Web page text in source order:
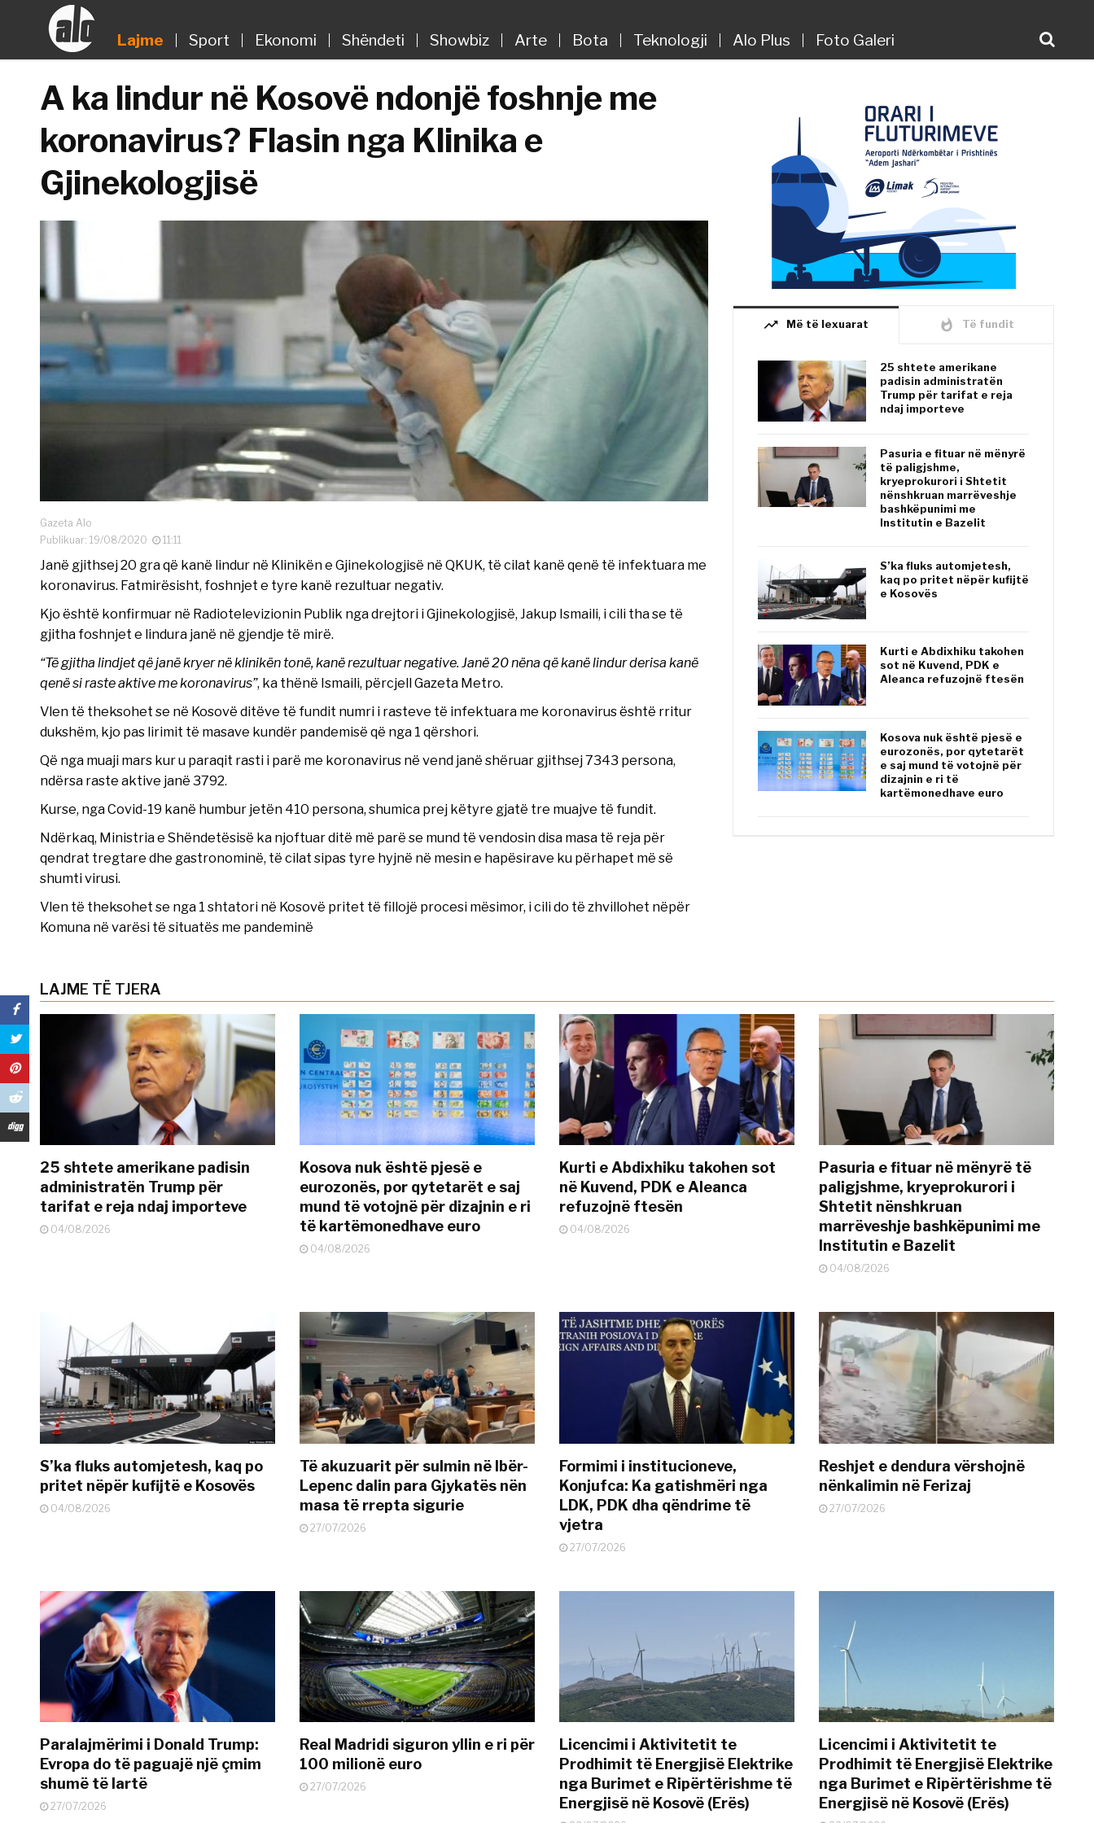
Lajme Sport Ekonomi Shëndeti Showbiz Arte Bota Teknologji Alo Plus Foto Galeri
A ka lindur në Kosovë ndonjë foshnje me
koronavirus? Flasin nga Klinika e
Gjinekologjisë
Gazeta Alo
Publikuar: 19/08/2020
11:11
Janë gjithsej 20 gra që kanë lindur në Klinikën e Gjinekologjisë në QKUK, të cilat kanë qenë të infektuara me
koronavirus. Fatmirësisht, foshnjet e tyre kanë rezultuar negativ.
Kjo është konfirmuar në Radiotelevizionin Publik nga drejtori i Gjinekologjisë, Jakup Ismaili, i cili tha se të
gjitha foshnjet e lindura janë në gjendje të mirë.
“Të gjitha lindjet që janë kryer në klinikën tonë, kanë rezultuar negative. Janë 20 nëna që kanë lindur derisa kanë
qenë si raste aktive me koronavirus”, ka thënë Ismaili, përcjell Gazeta Metro.
Vlen të theksohet se në Kosovë ditëve të fundit numri i rasteve të infektuara me koronavirus është rritur
dukshëm, kjo pas lirimit të masave kundër pandemisë që nga 1 qërshori.
Që nga muaji mars kur u paraqit rasti i parë me koronavirus në vend janë shëruar gjithsej 7343 persona,
ndërsa raste aktive janë 3792.
Kurse, nga Covid-19 kanë humbur jetën 410 persona, shumica prej këtyre gjatë tre muajve të fundit.
Ndërkaq, Ministria e Shëndetësisë ka njoftuar ditë më parë se mund të vendosin disa masa të reja për
qendrat tregtare dhe gastronominë, të cilat sipas tyre hyjnë në mesin e hapësirave ku përhapet më së
shumti virusi.
Vlen të theksohet se nga 1 shtatori në Kosovë pritet të fillojë procesi mësimor, i cili do të zhvillohet nëpër
Komuna në varësi të situatës me pandeminë
trending_up Më të lexuarat whatshot Të fundit
25 shtete amerikane
padisin administratën
Trump për tarifat e reja
ndaj importeve
Pasuria e fituar në mënyrë
të paligjshme,
kryeprokurori i Shtetit
nënshkruan marrëveshje
bashkëpunimi me
Institutin e Bazelit
S’ka fluks automjetesh,
kaq po pritet nëpër kufijtë
e Kosovës
Kurti e Abdixhiku takohen
sot në Kuvend, PDK e
Aleanca refuzojnë ftesën
Kosova nuk është pjesë e
eurozonës, por qytetarët
e saj mund të votojnë për
dizajnin e ri të
kartëmonedhave euro
LAJME TË TJERA
25 shtete amerikane padisin
administratën Trump për
tarifat e reja ndaj importeve
04/08/2026
Kosova nuk është pjesë e
eurozonës, por qytetarët e saj
mund të votojnë për dizajnin e ri
të kartëmonedhave euro
04/08/2026
Kurti e Abdixhiku takohen sot
në Kuvend, PDK e Aleanca
refuzojnë ftesën
04/08/2026
Pasuria e fituar në mënyrë të
paligjshme, kryeprokurori i
Shtetit nënshkruan
marrëveshje bashkëpunimi me
Institutin e Bazelit
04/08/2026
S’ka fluks automjetesh, kaq po
pritet nëpër kufijtë e Kosovës
04/08/2026
Të akuzuarit për sulmin në Ibër-
Lepenc dalin para Gjykatës nën
masa të rrepta sigurie
27/07/2026
Formimi i institucioneve,
Konjufca: Ka gatishmëri nga
LDK, PDK dha qëndrime të
vjetra
27/07/2026
Reshjet e dendura vërshojnë
nënkalimin në Ferizaj
27/07/2026
Paralajmërimi i Donald Trump:
Evropa do të paguajë një çmim
shumë të lartë
27/07/2026
Real Madridi siguron yllin e ri për
100 milionë euro
27/07/2026
Licencimi i Aktivitetit te
Prodhimit të Energjisë Elektrike
nga Burimet e Ripërtërishme të
Energjisë në Kosovë (Erës)
Licencimi i Aktivitetit te
Prodhimit të Energjisë Elektrike
nga Burimet e Ripërtërishme të
Energjisë në Kosovë (Erës)